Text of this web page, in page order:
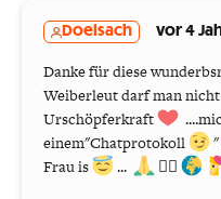
Doelsach vor 4
Danke für diese
Weiberleut darf man
Urschöpferkraft
einem"Chatprotokoll
Frau is
... 🧚‍♂️